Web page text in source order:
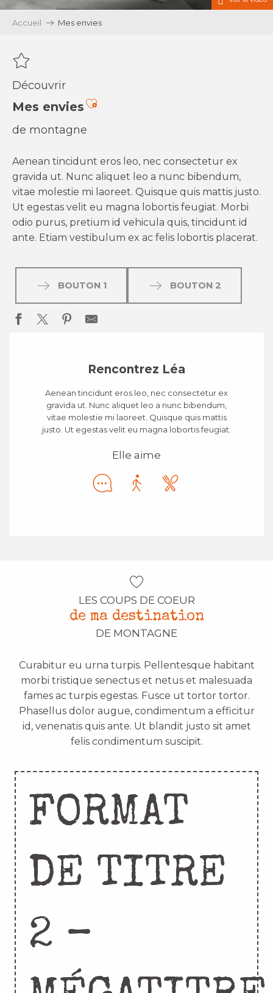
Accueil Mes envies
Découvrir
Mes enviesAjouter aux favoris
de montagne
Aenean tincidunt eros leo, nec consectetur ex
gravida ut. Nunc aliquet leo a nunc bibendum,
vitae molestie mi laoreet. Quisque quis mattis justo.
Ut egestas velit eu magna lobortis feugiat. Morbi
odio purus, pretium id vehicula quis, tincidunt id
ante. Etiam vestibulum ex ac felis lobortis placerat.
BOUTON 1 BOUTON 2
Rencontrez Léa
Aenean tincidunt eros leo, nec consectetur ex
gravida ut. Nunc aliquet leo a nunc bibendum,
vitae molestie mi laoreet. Quisque quis mattis
justo. Ut egestas velit eu magna lobortis feugiat.
Elle aime
LES COUPS DE COEUR
de ma destination
DE MONTAGNE
Curabitur eu urna turpis. Pellentesque habitant
morbi tristique senectus et netus et malesuada
fames ac turpis egestas. Fusce ut tortor tortor.
Phasellus dolor augue, condimentum a efficitur
id, venenatis quis ante. Ut blandit justo sit amet
felis condimentum suscipit.
FORMAT
DE TITRE
2 –